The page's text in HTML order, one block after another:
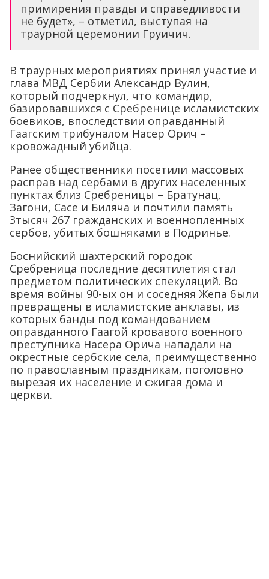
примирения правды и справедливости
не будет», – отметил, выступая на
траурной церемонии Груичич.
В траурных мероприятиях принял участие и
глава МВД Сербии Александр Вулин,
который подчеркнул, что командир,
базировавшихся с Сребренице исламистских
боевиков, впоследствии оправданный
Гаагским трибуналом Насер Орич –
кровожадный убийца.
Ранее общественники посетили массовых
расправ над сербами в других населенных
пунктах близ Сребреницы – Братунац,
Загони, Сасе и Биляча и почтили память
3тысяч 267 гражданских и военнопленных
сербов, убитых бошняками в Подринье.
Боснийский шахтерский городок
Сребреница последние десятилетия стал
предметом политических спекуляций. Во
время войны 90-ых он и соседняя Жепа были
превращены в исламистские анклавы, из
которых банды под командованием
оправданного Гаагой кровавого военного
преступника Насера Орича нападали на
окрестные сербские села, преимущественно
по православным праздникам, поголовно
вырезая их население и сжигая дома и
церкви.